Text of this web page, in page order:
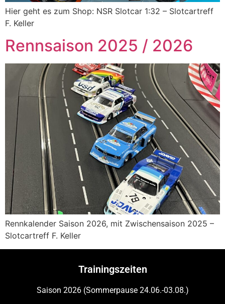
Hier geht es zum Shop: NSR Slotcar 1:32 – Slotcartreff
F. Keller
Rennsaison 2025 / 2026
Rennkalender Saison 2026, mit Zwischensaison 2025 –
Slotcartreff F. Keller
Trainingszeiten
Saison 2026 (Sommerpause 24.06.-03.08.)